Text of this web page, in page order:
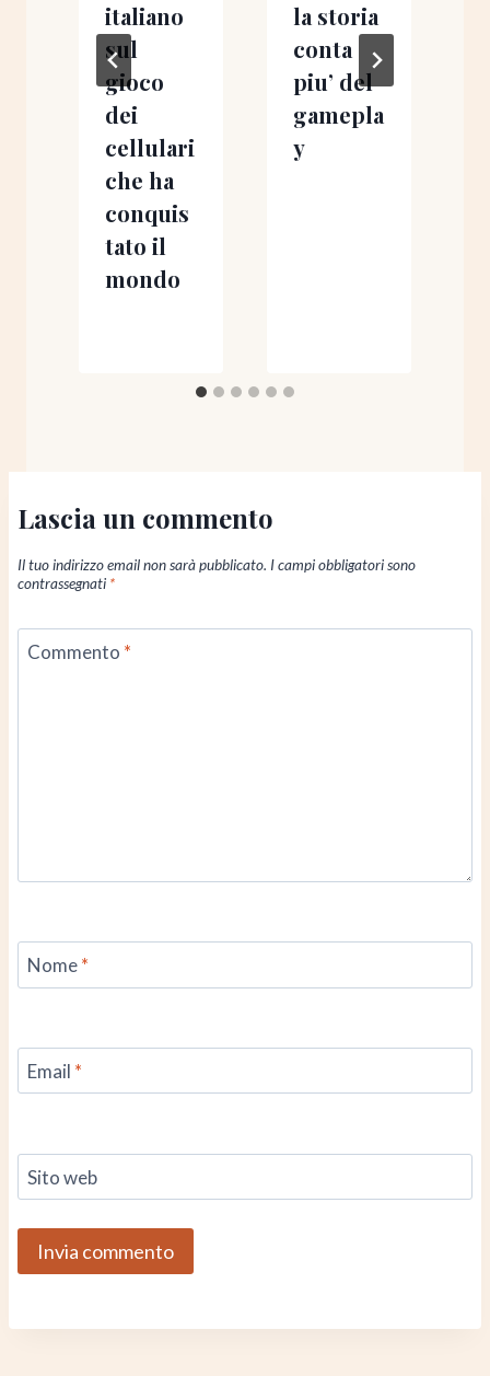
italiano
sul
gioco
dei
cellulari
che ha
conquis
tato il
mondo
la storia
conta
piu’ del
gamepla
y
Lascia un commento
Il tuo indirizzo email non sarà pubblicato. I campi obbligatori sono
contrassegnati *
Commento *
Nome*
Email *
Sito web